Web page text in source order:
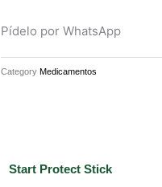
cantidad
Pídelo por WhatsApp
Category Medicamentos
Start Protect Stick